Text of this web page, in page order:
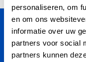
personaliseren, om
en om ons
informatie over uw
partners voor social
partners kunnen
Personaliseer
Dutch Label Shop